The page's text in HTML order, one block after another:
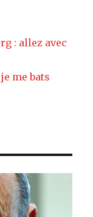
: allez avec
me bats